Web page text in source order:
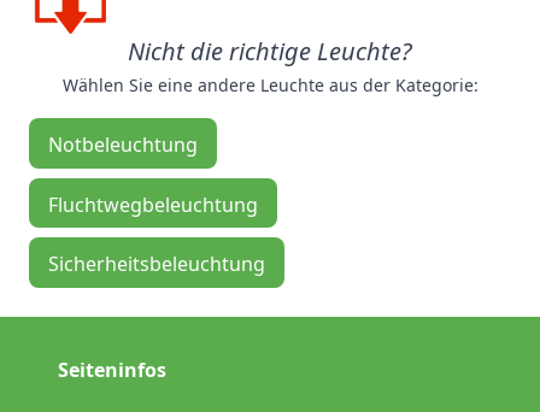
Nicht die richtige Leuchte?
Wählen Sie eine andere Leuchte aus der Kategorie:
Notbeleuchtung
Fluchtwegbeleuchtung
Sicherheitsbeleuchtung
Seiteninfos